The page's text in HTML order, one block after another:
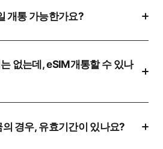
개통 가능한가요?
없는데, eSIM개통할 수 있나
경우, 유효기간이 있나요?